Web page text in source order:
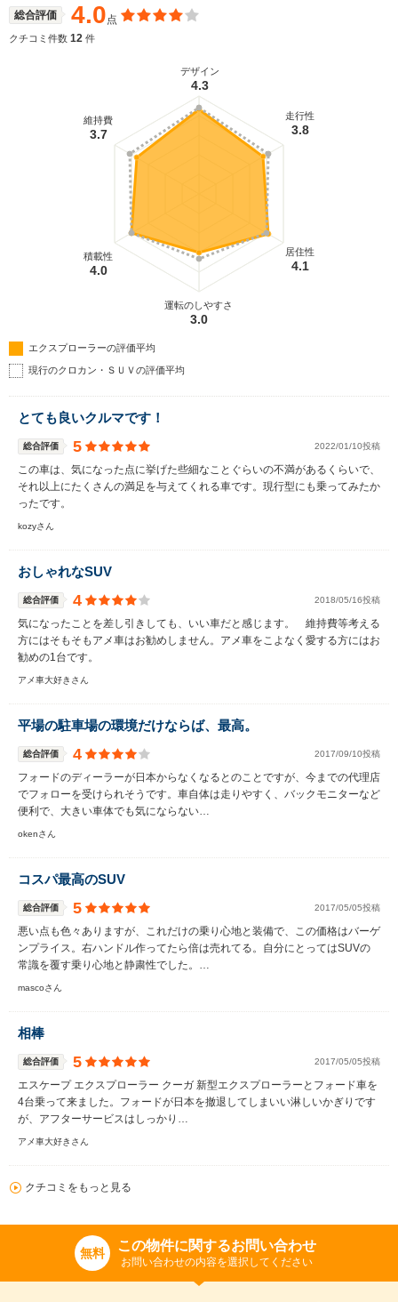
総合評価 4.0点
クチコミ件数 12 件
デザイン
4.3
走行性
3.8
居住性
4.1
運転のしやすさ
3.0
積載性
4.0
維持費
3.7
エクスプローラーの評価平均
現行のクロカン・ＳＵＶの評価平均
とても良いクルマです！
総合評価 5 2022/01/10投稿
この車は、気になった点に挙げた些細なことぐらいの不満があるくらいで、
それ以上にたくさんの満足を与えてくれる車です。現行型にも乗ってみたか
ったです。
kozyさん
おしゃれなSUV
総合評価 4 2018/05/16投稿
気になったことを差し引きしても、いい車だと感じます。 維持費等考える
方にはそもそもアメ車はお勧めしません。アメ車をこよなく愛する方にはお
勧めの1台です。
アメ車大好きさん
平場の駐車場の環境だけならば、最高。
総合評価 4 2017/09/10投稿
フォードのディーラーが日本からなくなるとのことですが、今までの代理店
でフォローを受けられそうです。車自体は走りやすく、バックモニターなど
便利で、大きい車体でも気にならない…
okenさん
コスパ最高のSUV
総合評価 5 2017/05/05投稿
悪い点も色々ありますが、これだけの乗り心地と装備で、この価格はバーゲ
ンプライス。右ハンドル作ってたら倍は売れてる。自分にとってはSUVの
常識を覆す乗り心地と静粛性でした。…
mascoさん
相棒
総合評価 5 2017/05/05投稿
エスケープ エクスプローラー クーガ 新型エクスプローラーとフォード車を
4台乗って来ました。フォードが日本を撤退してしまいい淋しいかぎりです
が、アフターサービスはしっかり…
アメ車大好きさん
クチコミをもっと見る
無料 この物件に関するお問い合わせ
お問い合わせの内容を選択してください